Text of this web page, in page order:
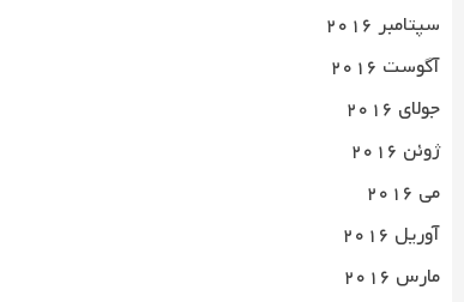
سپتامبر 2016
آگوست 2016
جولای 2016
ژوئن 2016
می 2016
آوریل 2016
مارس 2016